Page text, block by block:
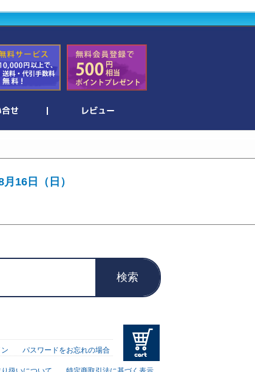
16日（日）
検索
パスワードをお忘れの場合